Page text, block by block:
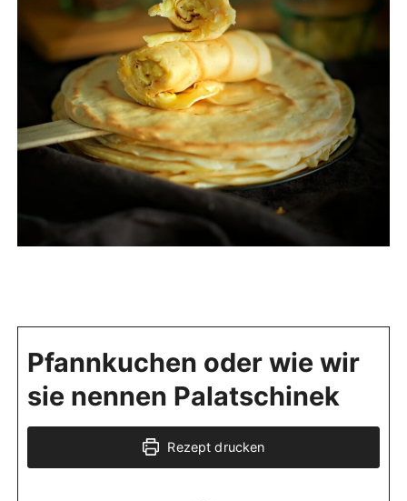
Pfannkuchen oder wie wir
sie nennen Palatschinek
Rezept drucken